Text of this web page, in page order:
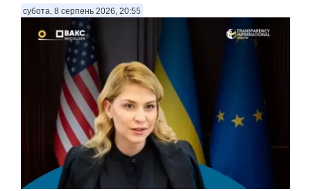
субота, 8 серпень 2026, 20:55